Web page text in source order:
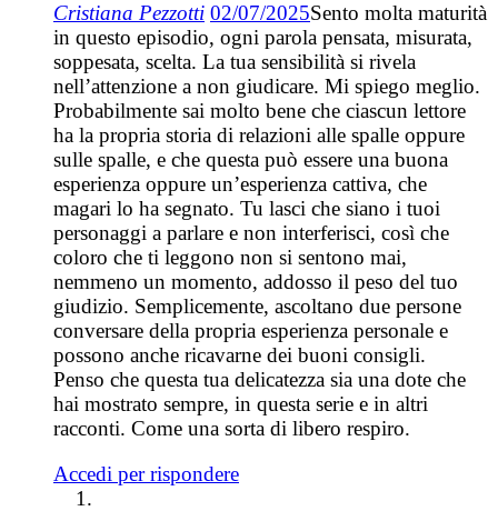
Cristiana Pezzotti 02/07/2025Sento molta maturità
in questo episodio, ogni parola pensata, misurata,
soppesata, scelta. La tua sensibilità si rivela
nell’attenzione a non giudicare. Mi spiego meglio.
Probabilmente sai molto bene che ciascun lettore
ha la propria storia di relazioni alle spalle oppure
sulle spalle, e che questa può essere una buona
esperienza oppure un’esperienza cattiva, che
magari lo ha segnato. Tu lasci che siano i tuoi
personaggi a parlare e non interferisci, così che
coloro che ti leggono non si sentono mai,
nemmeno un momento, addosso il peso del tuo
giudizio. Semplicemente, ascoltano due persone
conversare della propria esperienza personale e
possono anche ricavarne dei buoni consigli.
Penso che questa tua delicatezza sia una dote che
hai mostrato sempre, in questa serie e in altri
racconti. Come una sorta di libero respiro.
Accedi per rispondere